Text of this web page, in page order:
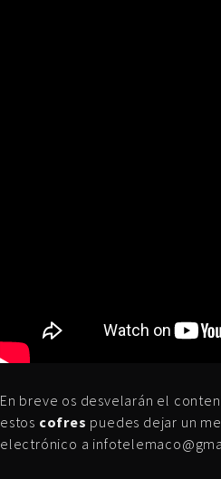
En breve os desvelarán el
estos cofres puedes dejar un
electrónico a